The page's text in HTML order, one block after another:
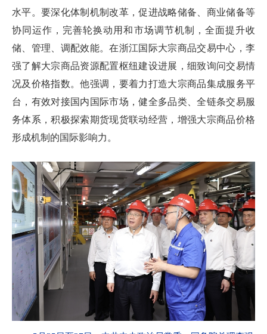
水平。要深化体制机制改革，促进战略储备、商业储备等
协同运作，完善轮换动用和市场调节机制，全面提升收
储、管理、调配效能。在浙江国际大宗商品交易中心，李
强了解大宗商品资源配置枢纽建设进展，细致询问交易情
况及价格指数。他强调，要着力打造大宗商品集成服务平
台，有效对接国内国际市场，健全多品类、全链条交易服
务体系，积极探索期货现货联动经营，增强大宗商品价格
形成机制的国际影响力。